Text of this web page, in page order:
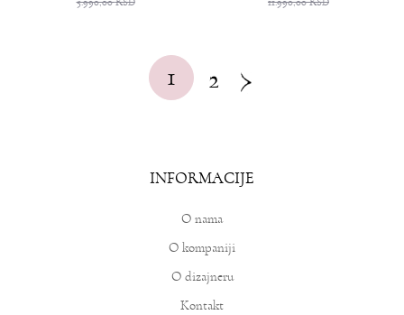
1 2
INFORMACIJE
O nama
O kompaniji
O dizajneru
Kontakt